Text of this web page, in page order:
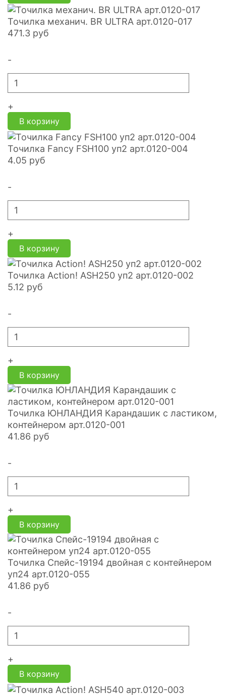
Точилка механич. BR ULTRA арт.0120-017
471.3 руб
-
+
В корзину
Точилка Fancy FSH100 уп2 арт.0120-004
4.05 руб
-
+
В корзину
Точилка Action! ASH250 уп2 арт.0120-002
5.12 руб
-
+
В корзину
Точилка ЮНЛАНДИЯ Карандашик с ластиком,
контейнером арт.0120-001
41.86 руб
-
+
В корзину
Точилка Спейс-19194 двойная с контейнером
уп24 арт.0120-055
41.86 руб
-
+
В корзину